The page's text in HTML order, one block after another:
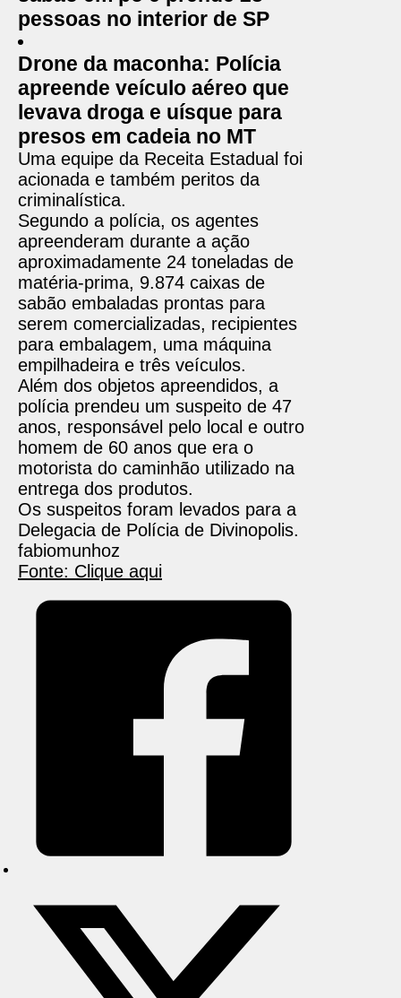
pessoas no interior de SP
Drone da maconha: Polícia
apreende veículo aéreo que
levava droga e uísque para
presos em cadeia no MT
Uma equipe da Receita Estadual foi
acionada e também peritos da
criminalística.
Segundo a polícia, os agentes
apreenderam durante a ação
aproximadamente 24 toneladas de
matéria-prima, 9.874 caixas de
sabão embaladas prontas para
serem comercializadas, recipientes
para embalagem, uma máquina
empilhadeira e três veículos.
Além dos objetos apreendidos, a
polícia prendeu um suspeito de 47
anos, responsável pelo local e outro
homem de 60 anos que era o
motorista do caminhão utilizado na
entrega dos produtos.
Os suspeitos foram levados para a
Delegacia de Polícia de Divinopolis.
fabiomunhoz
Fonte: Clique aqui